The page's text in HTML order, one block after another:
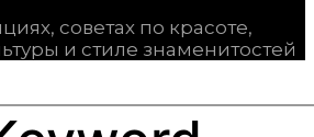
советах по красоте,
и стиле знаменитостей